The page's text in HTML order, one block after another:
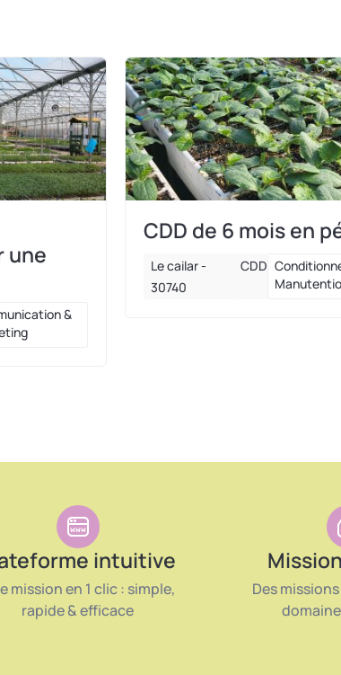
une
&
CDD de 6 mois en
Le cailar -
30740
CDD
intuitive
mission en 1 clic : simple,
rapide & efficace
Des